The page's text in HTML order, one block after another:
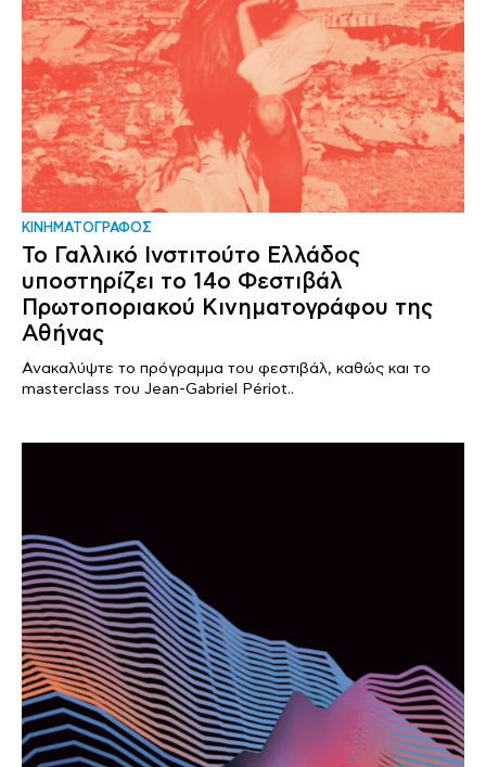
ΚΙΝΗΜΑΤΟΓΡΑΦΟΣ
Το Γαλλικό Ινστιτούτο Ελλάδος
υποστηρίζει το 14ο Φεστιβάλ
Πρωτοποριακού Κινηματογράφου της
Αθήνας
Ανακαλύψτε το πρόγραμμα του φεστιβάλ, καθώς και το
masterclass του Jean-Gabriel Périot..